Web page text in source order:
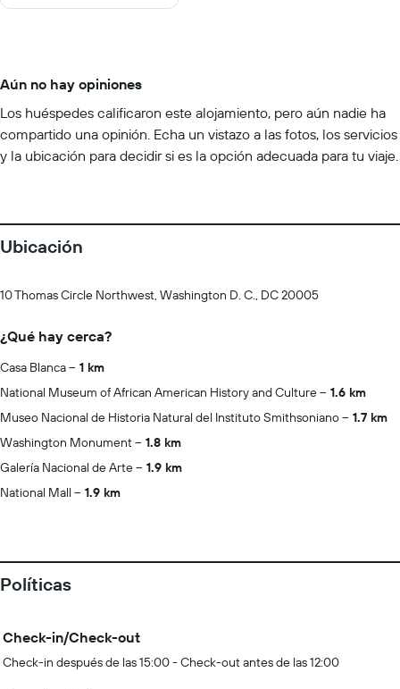
Aún no hay opiniones
Los huéspedes calificaron este alojamiento, pero aún nadie ha
compartido una opinión. Echa un vistazo a las fotos, los servicios
y la ubicación para decidir si es la opción adecuada para tu viaje.
Ubicación
10 Thomas Circle Northwest, Washington D. C., DC 20005
¿Qué hay cerca?
Casa Blanca
1 km
National Museum of African American History and Culture
1.6 km
Museo Nacional de Historia Natural del Instituto Smithsoniano
1.7 km
Washington Monument
1.8 km
Galería Nacional de Arte
1.9 km
National Mall
1.9 km
Políticas
Check-in/Check-out
Check-in después de las 15:00 - Check-out antes de las 12:00